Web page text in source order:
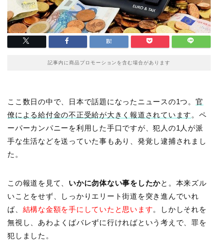
記事内に商品プロモーションを含む場合があります
ここ数日の中で、日本で話題になったニュースの1つ。官
僚による給付金の不正受給が大きく報道されています 。ペ
ーパーカンパニーを利用した手口ですが、犯人の1人が派
手な生活などを送っていた事もあり、発覚し逮捕されまし
た。
この報道を見て、 いかに勿体ない事をしたかと。本来ズル
いことをせず、しっかりエリート街道を突き進んでいれ
ば、 結構な金額を手にしていたと思います。しかしそれを
無視し、あわよくばバレずに行ければという考えで、罪を
犯しました。